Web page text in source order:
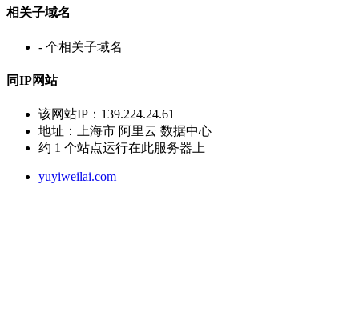
相关子域名
- 个相关子域名
同IP网站
该网站IP： 139.224.24.61
地址：
上海市 阿里云 数据中心
约 1 个站点运行在此服务器上
yuyiweilai.com